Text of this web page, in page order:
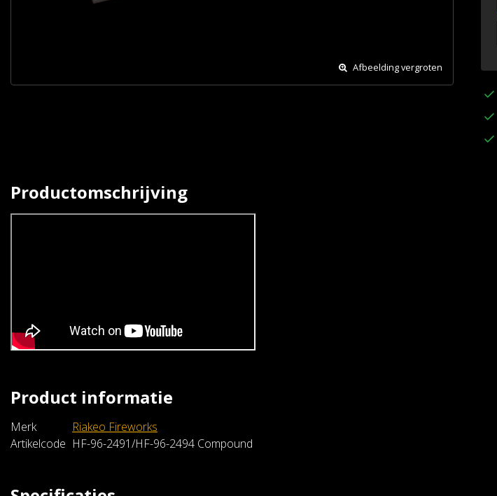
Afbeelding vergroten
Productomschrijving
Product informatie
Merk
Riakeo Fireworks
Artikelcode HF-96-2491/HF-96-2494 Compound
Riakeo Fireworks
€189,99